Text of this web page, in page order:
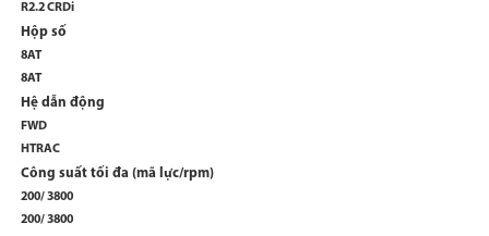
R2.2 CRDi
Hộp số
8AT
8AT
Hệ dẫn động
FWD
HTRAC
Công suất tối đa (mã lực/rpm)
200/ 3800
200/ 3800